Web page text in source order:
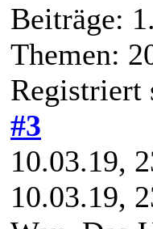
Beiträge:
Themen:
Registriert
#3
10.03.19,
10.03.19,